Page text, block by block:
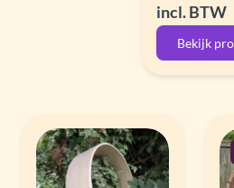
incl. BTW
Bekijk